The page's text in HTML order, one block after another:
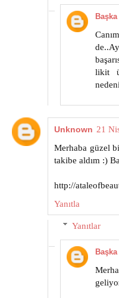
Başka
likit
Unknown 21
Merhaba güzel
takibe aldım :)
http://
Yanıtla
Yanıtlar
Başka